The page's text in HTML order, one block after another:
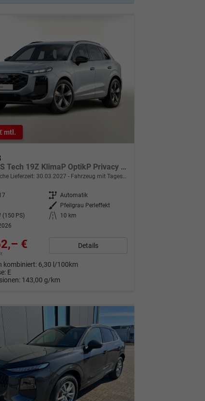
mtl.
S line 2xS Tech 19Z KlimaP OptikP Privacy eHK
Lieferzeit: 30.03.2027 Fahrzeug mit Tageszulassung
Getriebe Automatik
Außenfarbe
Pfeilgrau Perleffekt
(150 PS) Kilometerstand
10 km
€ Details
kombiniert: 6,30 l/100km
E
143,00 g/km